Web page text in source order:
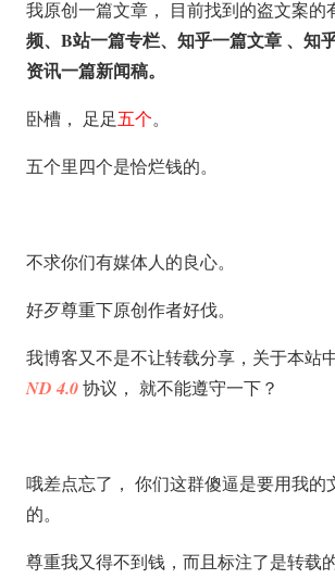
我原创一篇文章， 目前找到的盗文案的
频、B站一篇专栏、知乎一篇文章 、知
资讯一篇新闻稿。
卧槽， 足足五个。
五个里四个是恰烂钱的。
不求你们有媒体人的良心。
好歹尊重下原创作者好伐。
我博客又不是不让转载分享，关于本站
ND 4.0协议， 就不能遵守一下？
哦差点忘了， 你们这群傻逼是要用我的
的。
尊重我又得不到钱，而且标注了是转载